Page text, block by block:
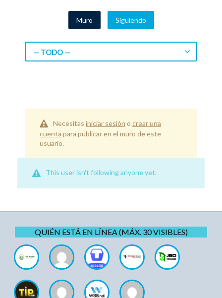
Muro Siguiendo
— TODO —
Necesitas iniciar sesión o crear una
cuenta para publicar en el muro de este
usuario.
This user isn't following anyone yet.
QUIÉN ESTÁ EN LÍNEA (MÁX. 30 VISIBLES)